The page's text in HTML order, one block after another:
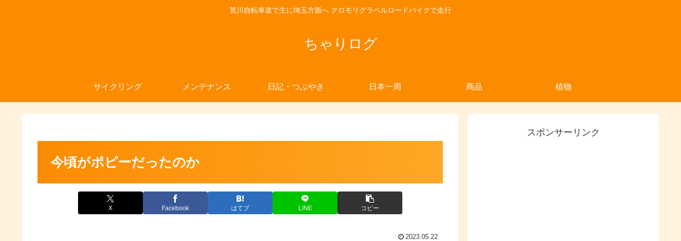
荒川自転車道で主に埼玉方面へ クロモリグラベルロードバイクで走行
ちゃりログ
サイクリング メンテナンス 日記・つぶやき 日本一周 商品 植物
今頃がポピーだったのか
X Facebook はてブ LINE コピー
2023.05.22
スポンサーリンク